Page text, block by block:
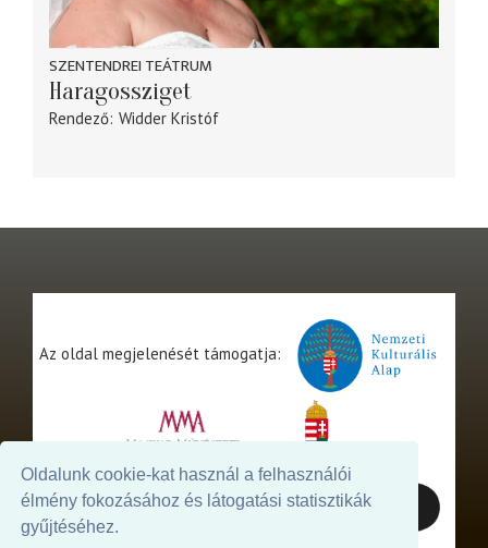
Oldalunk cookie-kat használ a felhasználói
élmény fokozásához és látogatási statisztikák
gyűjtéséhez.
SZENTENDREI TEÁTRUM
Haragossziget
Rendező Widder Kristóf
Az oldal megjelenését támogatja: